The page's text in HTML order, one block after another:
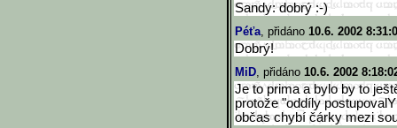
Sandy: dobrý :-)
Péťa, přidáno 10.6. 2002
Dobrý!
MiD, přidáno 10.6. 2002
Je to prima a bylo by to
protože "oddíly
občas chybí čárky mezi